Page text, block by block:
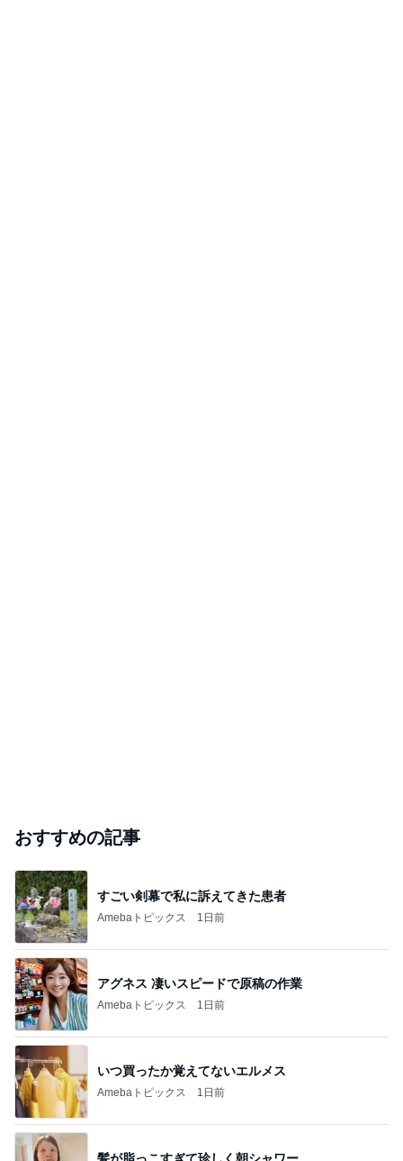
おすすめの記事
すごい剣幕で私に訴えてきた患者
Amebaトピックス 1日前
アグネス 凄いスピードで原稿の作業
Amebaトピックス 1日前
いつ買ったか覚えてないエルメス
Amebaトピックス 1日前
髪が脂っこすぎて珍しく朝シャワー